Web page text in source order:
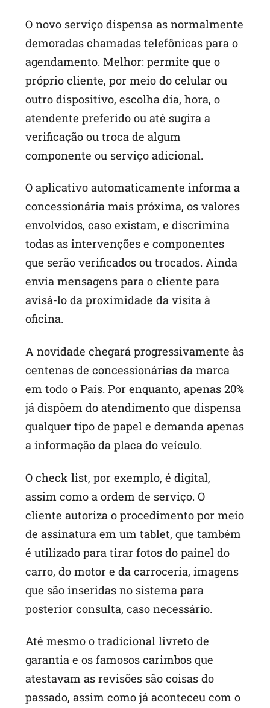
O novo serviço dispensa as normalmente
demoradas chamadas telefônicas para o
agendamento. Melhor: permite que o
próprio cliente, por meio do celular ou
outro dispositivo, escolha dia, hora, o
atendente preferido ou até sugira a
verificação ou troca de algum
componente ou serviço adicional.
O aplicativo automaticamente informa a
concessionária mais próxima, os valores
envolvidos, caso existam, e discrimina
todas as intervenções e componentes
que serão verificados ou trocados. Ainda
envia mensagens para o cliente para
avisá-lo da proximidade da visita à
oficina.
A novidade chegará progressivamente às
centenas de concessionárias da marca
em todo o País. Por enquanto, apenas 20%
já dispõem do atendimento que dispensa
qualquer tipo de papel e demanda apenas
a informação da placa do veículo.
O check list, por exemplo, é digital,
assim como a ordem de serviço. O
cliente autoriza o procedimento por meio
de assinatura em um tablet, que também
é utilizado para tirar fotos do painel do
carro, do motor e da carroceria, imagens
que são inseridas no sistema para
posterior consulta, caso necessário.
Até mesmo o tradicional livreto de
garantia e os famosos carimbos que
atestavam as revisões são coisas do
passado, assim como já aconteceu com o